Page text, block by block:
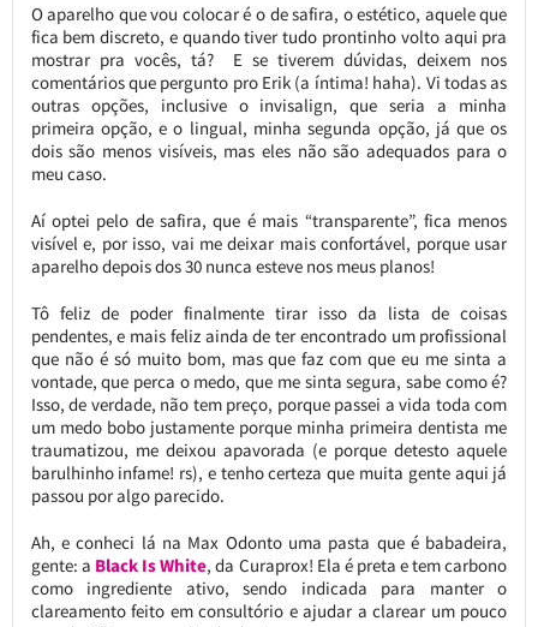
O aparelho que vou colocar é o de safira, o estético, aquele que
fica bem discreto, e quando tiver tudo prontinho volto aqui pra
mostrar pra vocês, tá? E se tiverem dúvidas, deixem nos
comentários que pergunto pro Erik (a íntima! haha). Vi todas as
outras opções, inclusive o invisalign, que seria a minha
primeira opção, e o lingual, minha segunda opção, já que os
dois são menos visíveis, mas eles não são adequados para o
meu caso.
Aí optei pelo de safira, que é mais “transparente”, fica menos
visível e, por isso, vai me deixar mais confortável, porque usar
aparelho depois dos 30 nunca esteve nos meus planos!
Tô feliz de poder finalmente tirar isso da lista de coisas
pendentes, e mais feliz ainda de ter encontrado um profissional
que não é só muito bom, mas que faz com que eu me sinta a
vontade, que perca o medo, que me sinta segura, sabe como é?
Isso, de verdade, não tem preço, porque passei a vida toda com
um medo bobo justamente porque minha primeira dentista me
traumatizou, me deixou apavorada (e porque detesto aquele
barulhinho infame! rs), e tenho certeza que muita gente aqui já
passou por algo parecido.
Ah, e conheci lá na Max Odonto uma pasta que é babadeira,
gente: a Black Is White, da Curaprox! Ela é preta e tem carbono
como ingrediente ativo, sendo indicada para manter o
clareamento feito em consultório e ajudar a clarear um pouco